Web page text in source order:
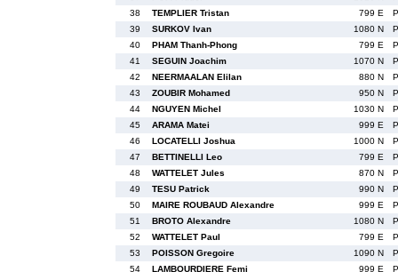
38
TEMPLIER Tristan 799 E
39
SURKOV Ivan 1080 N
40
PHAM Thanh-Phong 799 E
41
SEGUIN Joachim 1070 N
42
NEERMAALAN Elilan 880 N
43
ZOUBIR Mohamed 950 N
44
NGUYEN Michel 1030 N
45
ARAMA Matei 999 E
46
LOCATELLI Joshua 1000 N
47
BETTINELLI Leo 799 E
48
WATTELET Jules 870 N
49
TESU Patrick 990 N
50
MAIRE ROUBAUD Alexandre 999 E
51
BROTO Alexandre 1080 N
52
WATTELET Paul 799 E
53
POISSON Gregoire 1090 N
54
LAMBOURDIERE Femi 999 E